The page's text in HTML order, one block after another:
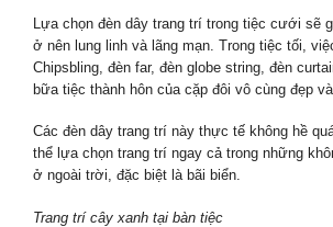
Lựa chọn đèn dây trang trí trong tiệc cưới sẽ
ở nên lung linh và lãng mạn. Trong tiệc tối,
Chipsbling, đèn far, đèn globe string, đèn
bữa tiệc thành hôn của cặp đôi vô cùng đẹp
Các đèn dây trang trí này thực tế không hề
thể lựa chọn trang trí ngay cả trong những
ở ngoài trời, đặc biệt là bãi biển.
Trang trí cây xanh tại bàn tiệc